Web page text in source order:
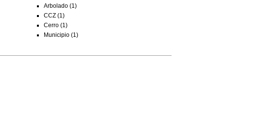
Arbolado (1)
CCZ (1)
Cerro (1)
Municipio (1)